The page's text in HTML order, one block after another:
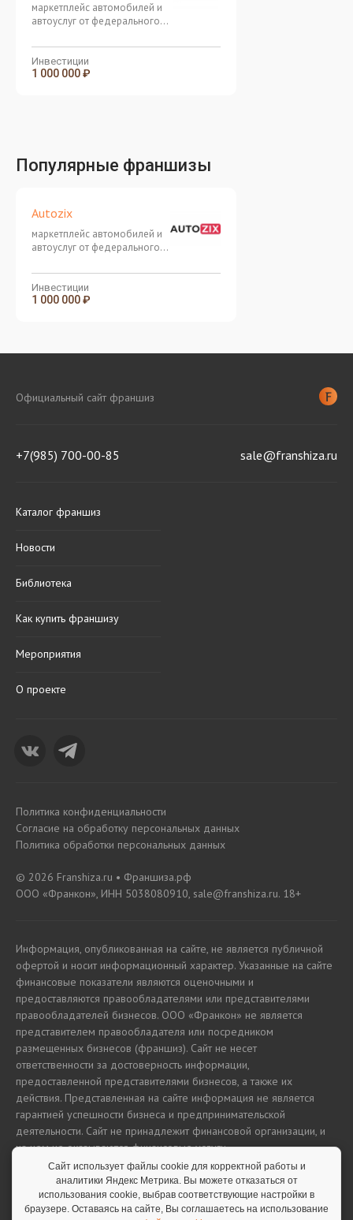
маркетплейс автомобилей и
автоуслуг от федерального
Инвестиции
1 000 000 ₽
Популярные франшизы
Autozix
маркетплейс автомобилей и
автоуслуг от федерального
Инвестиции
1 000 000 ₽
Официальный сайт франшиз
+7(985) 700-00-85 sale@franshiza.ru
Каталог франшиз
Новости
Библиотека
Как купить франшизу
Мероприятия
О проекте
Политика конфиденциальности
Согласие на обработку персональных данных
Политика обработки персональных данных
© 2026 Franshiza.ru • Франшиза.рф
ООО «Франкон», ИНН 5038080910, sale@franshiza.ru. 18+
Информация, опубликованная на сайте, не является публичной
офертой и носит информационный характер. Указанные на сайте
финансовые показатели являются оценочными и
предоставляются правообладателями или представителями
правообладателей бизнесов. ООО «Франкон» не является
представителем правообладателя или посредником
размещенных бизнесов (франшиз). Сайт не несет
ответственности за достоверность информации,
предоставленной представителями бизнесов, а также их
действия. Представленная на сайте информация не является
гарантией успешности бизнеса и предпринимательской
деятельности. Сайт не принадлежит финансовой организации, и
на нем не оказываются финансовые услуги.
Полная версия сайта
Сайт использует файлы cookie для корректной работы и
аналитики Яндекс Метрика. Вы можете отказаться от
использования cookie, выбрав соответствующие настройки в
браузере. Оставаясь на сайте, Вы соглашаетесь на использование